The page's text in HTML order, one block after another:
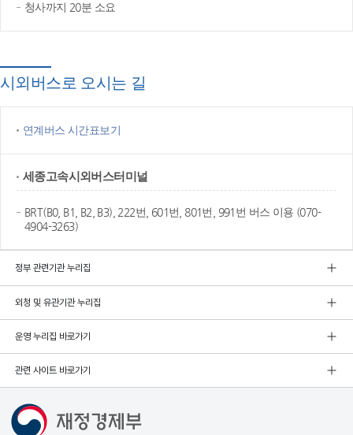
청사까지 20분 소요
시외버스로 오시는 길
연계버스 시간표보기
세종고속시외버스터미널
BRT(B0, B1, B2, B3), 222번, 601번, 801번, 991번 버스 이용 (070-
4904-3263)
정부 관련기관 누리집
외청 및 유관기관 누리집
운영 누리집 바로가기
관련 사이트 바로가기